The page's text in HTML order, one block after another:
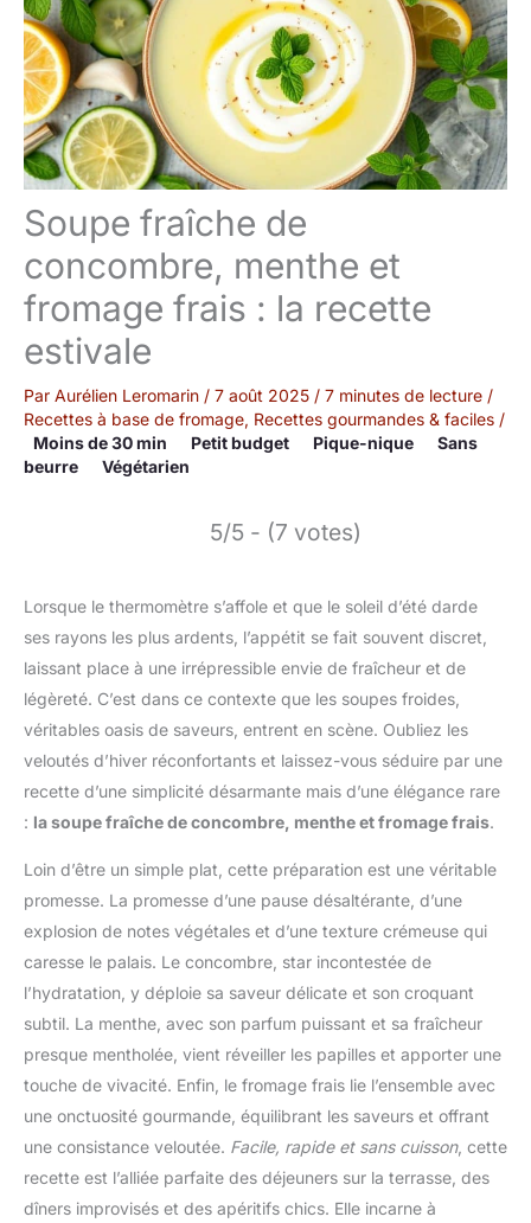
Soupe fraîche de
concombre, menthe et
fromage frais : la recette
estivale
Par Aurélien Leromarin / 7 août 2025 / 7 minutes de lecture /
Recettes à base de fromage, Recettes gourmandes & faciles /
Moins de 30 min
Petit budget Pique-nique
Sans
beurre
Végétarien
5/5 - (7 votes)
Lorsque le thermomètre s’affole et que le soleil d’été darde
ses rayons les plus ardents, l’appétit se fait souvent discret,
laissant place à une irrépressible envie de fraîcheur et de
légèreté. C’est dans ce contexte que les soupes froides,
véritables oasis de saveurs, entrent en scène. Oubliez les
veloutés d’hiver réconfortants et laissez-vous séduire par une
recette d’une simplicité désarmante mais d’une élégance rare
: la soupe fraîche de concombre, menthe et fromage frais.
Loin d’être un simple plat, cette préparation est une véritable
promesse. La promesse d’une pause désaltérante, d’une
explosion de notes végétales et d’une texture crémeuse qui
caresse le palais. Le concombre, star incontestée de
l’hydratation, y déploie sa saveur délicate et son croquant
subtil. La menthe, avec son parfum puissant et sa fraîcheur
presque mentholée, vient réveiller les papilles et apporter une
touche de vivacité. Enfin, le fromage frais lie l’ensemble avec
une onctuosité gourmande, équilibrant les saveurs et offrant
une consistance veloutée. Facile, rapide et sans cuisson, cette
recette est l’alliée parfaite des déjeuners sur la terrasse, des
dîners improvisés et des apéritifs chics. Elle incarne à